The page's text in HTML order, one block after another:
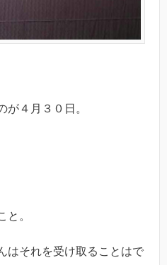
が４月３０日。
と。
はそれを受け取ることはで